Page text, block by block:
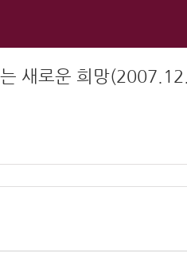
새로운 희망